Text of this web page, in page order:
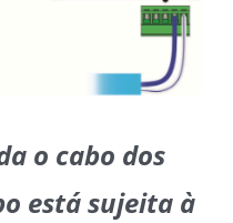
o cabo dos
está sujeita à